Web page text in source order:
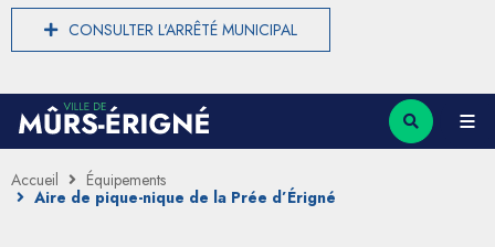
CONSULTER L'ARRÊTÉ MUNICIPAL
Accueil
Équipements
Aire de pique-nique de la Prée d’Érigné